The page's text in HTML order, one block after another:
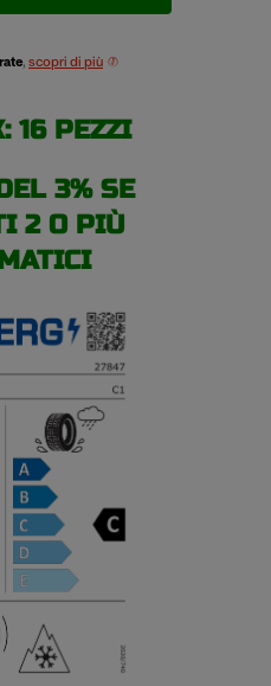
quantità
, scopri di più
16 PEZZI
3% SE
2 O PIÙ